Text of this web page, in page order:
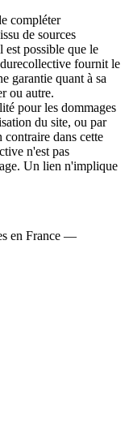
compléter
de sources
est possible que le
fournit le
garantie quant à sa
ou autre.
pour les dommages
du site, ou par
dans cette
n'est pas
Un lien n'implique
en France —